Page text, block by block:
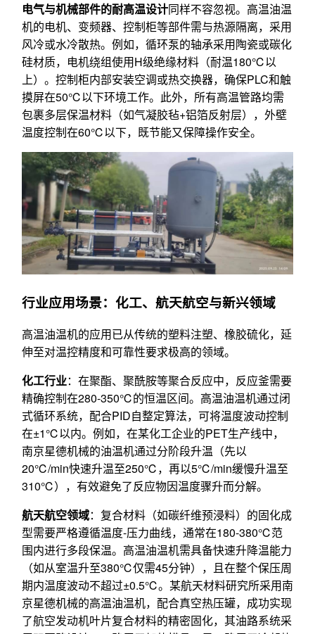
电气与机械部件的耐高温设计同样不容忽视。高温油温
机的电机、变频器、控制柜等部件需与热源隔离，采用
风冷或水冷散热。例如，循环泵的轴承采用陶瓷或碳化
硅材质，电机绕组使用H级绝缘材料（耐温180℃以
上）。控制柜内部安装空调或热交换器，确保PLC和触
摸屏在50℃以下环境工作。此外，所有高温管路均需
包裹多层保温材料（如气凝胶毡+铝箔反射层），外壁
温度控制在60℃以下，既节能又保障操作安全。
行业应用场景：化工、航天航空与新兴领域
高温油温机的应用已从传统的塑料注塑、橡胶硫化，延
伸至对温控精度和可靠性要求极高的领域。
化工行业：在聚酯、聚酰胺等聚合反应中，反应釜需要
精确控制在280-350℃的恒温区间。高温油温机通过闭
式循环系统，配合PID自整定算法，可将温度波动控制
在±1℃以内。例如，在某化工企业的PET生产线中，
南京星德机械的油温机通过分阶段升温（先以
20℃/min快速升温至250℃，再以5℃/min缓慢升温至
310℃），有效避免了反应物因温度骤升而分解。
航天航空领域：复合材料（如碳纤维预浸料）的固化成
型需要严格遵循温度-压力曲线，通常在180-380℃范
围内进行多段保温。高温油温机需具备快速升降温能力
（如从室温升至380℃仅需45分钟），且在整个保压周
期内温度波动不超过±0.5℃。某航天材料研究所采用南
京星德机械的高温油温机，配合真空热压罐，成功实现
了航空发动机叶片复合材料的精密固化，其油路系统采